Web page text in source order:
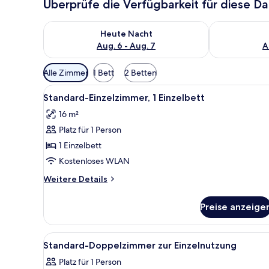
Überprüfe die Verfügbarkeit für diese
Heute Nacht
Aug. 6 - Aug. 7
Überprüfe die Verfügbarkeit für heute Nacht, Aug. 6
Überprüfe
Verfügbare
Filter
für
Zimmer
Alle Zimmer 1 Bett 2 Betten
Alle
Fotos
für
Standard-
Einzelzimmer,
1 Einzelbett
anzeigen
Ein Hotelzimmer mit Bett,
4
Standard-Einzelzimmer, 1 Einzelbett
16 m²
Platz für 1 Person
1 Einzelbett
Kostenloses WLAN
Weitere Details
Weitere
Einzelzimmer,
1 Einzelbett
Preise
Alle
Fotos
für
Ein modernes Hotelzimmer
4
Standard-Doppelzimmer zur Einzelnutzung
Platz für 1 Person